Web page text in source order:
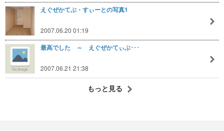
えぐぜかてぶ・すぃーとの写真1
2007.06.20 01:19
最高でした ～ えぐぜかてぃぶ･･･
2007.06.21 21:38
もっと見る